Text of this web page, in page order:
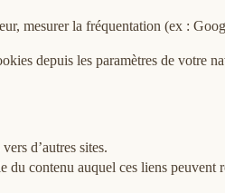
mesurer la fréquentation (ex :
depuis les paramètres de votre
d’autres sites.
du contenu auquel ces liens peuvent